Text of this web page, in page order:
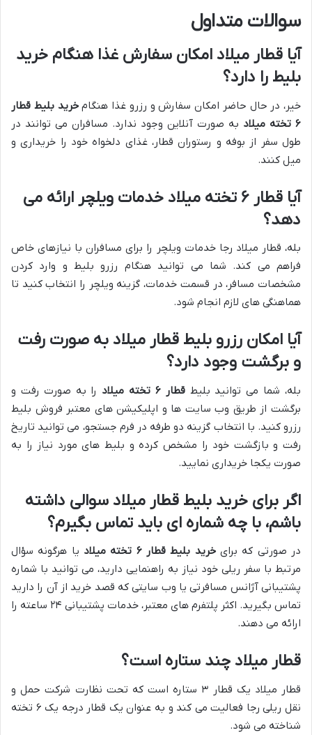
سوالات متداول
آیا قطار میلاد امکان سفارش غذا هنگام خرید
بلیط را دارد؟
خیر، در حال حاضر امکان سفارش و رزرو غذا هنگامخرید بلیط قطار
۶ تخته میلاد
به صورت آنلاین وجود ندارد. مسافران می توانند در
طول سفر از بوفه و رستوران قطار، غذای دلخواه خود را خریداری و
میل کنند.
آیا قطار ۶ تخته میلاد خدمات ویلچر ارائه می
دهد؟
بله، قطار میلاد رجا خدمات ویلچر را برای مسافران با نیازهای خاص
فراهم می کند. شما می توانید هنگام رزرو بلیط و وارد کردن
مشخصات مسافر، در قسمت خدمات، گزینه ویلچر را انتخاب کنید تا
هماهنگی های لازم انجام شود.
آیا امکان رزرو بلیط قطار میلاد به صورت رفت
و برگشت وجود دارد؟
بله، شما می توانید بلیطقطار ۶ تخته میلاد
را به صورت رفت و
برگشت از طریق وب سایت ها و اپلیکیشن های معتبر فروش بلیط
رزرو کنید. با انتخاب گزینه دو طرفه در فرم جستجو، می توانید تاریخ
رفت و بازگشت خود را مشخص کرده و بلیط های مورد نیاز را به
صورت یکجا خریداری نمایید.
اگر برای خرید بلیط قطار میلاد سوالی داشته
باشم، با چه شماره ای باید تماس بگیرم؟
در صورتی که برایخرید بلیط قطار ۶ تخته میلاد
یا هرگونه سؤال
مرتبط با سفر ریلی خود نیاز به راهنمایی دارید، می توانید با شماره
پشتیبانی آژانس مسافرتی یا وب سایتی که قصد خرید از آن را دارید
تماس بگیرید. اکثر پلتفرم های معتبر، خدمات پشتیبانی ۲۴ ساعته را
ارائه می دهند.
قطار میلاد چند ستاره است؟
قطار میلاد یک قطار ۳ ستاره است که تحت نظارت شرکت حمل و
نقل ریلی رجا فعالیت می کند و به عنوان یک قطار درجه یک ۶ تخته
شناخته می شود.